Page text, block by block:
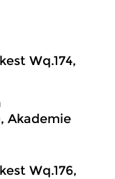
Wq.174,
Akademie
Wq.176,